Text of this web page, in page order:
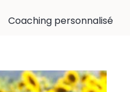
Coaching personnalisé